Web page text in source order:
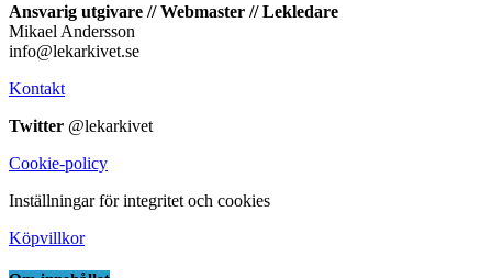
Ansvarig utgivare // Webmaster // Lekledare
Mikael Andersson
info@lekarkivet.se
Kontakt
Twitter @lekarkivet
Cookie-policy
Inställningar för integritet och cookies
Köpvillkor